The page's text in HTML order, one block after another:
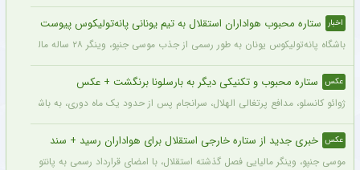
اخبار ستاره محبوب هواداران استقلال به تیم یونانی پانه‌تولیکوس پیوست
باشگاه پانه‌تولیکوس یونان به طور رسمی از جذب موسی جنپو، وینگر ۲۸ ساله مالیایی سابق استقلال، با قراردادی دو ساله خبر داد.
عکس ستاره محبوب و تکنیکی دیگر به بارسلونا برنگشت + عکس
ژوائو کانسلو، مدافع پرتغالی الهلال، سرانجام پس از حدود یک ماه دوری، به باشگاه
عکس خبری جدید از ستاره خارجی استقلال برای هواداران رسید + سند
موسی جنپو، وینگر مالیایی فصل گذشته استقلال، با امضای قرارداد رسمی به پانتولیکوس